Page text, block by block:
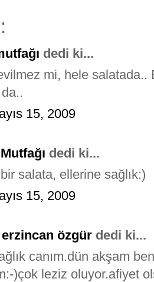
dedi ki...
mi, hele salatada..
15, 2009
dedi ki...
salata, ellerine sağlık:)
15, 2009
özgür dedi ki...
canım.dün akşam
)çok leziz oluyor.afiyet